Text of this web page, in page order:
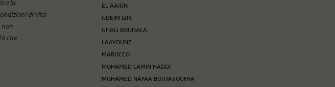
la
di vita
non
che
EL AAIÚN
GDEIM IZIK
GHALI BOUHALA
LAAYOUNE
MAROCCO
MOHAMED LAMIN HADDI
MOHAMED NAFAA BOUTASOUFRA